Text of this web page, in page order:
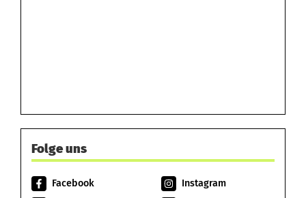
Folge uns
Facebook
Instagram